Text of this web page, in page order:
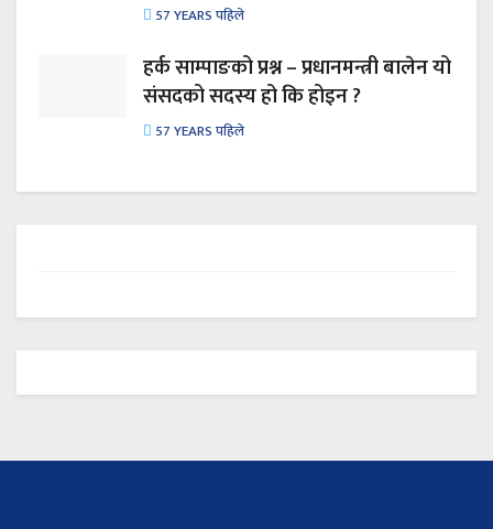
57 YEARS पहिले
हर्क साम्पाङको प्रश्न – प्रधानमन्त्री बालेन यो
संसदको सदस्य हो कि होइन ?
57 YEARS पहिले